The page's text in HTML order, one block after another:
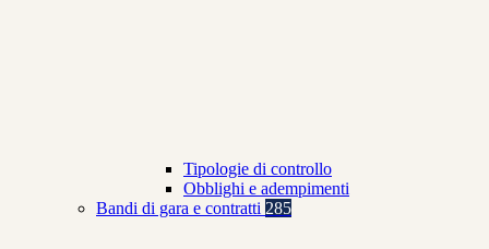
Tipologie di controllo
Obblighi e adempimenti
Bandi di gara e contratti 285